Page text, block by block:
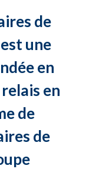
de
une
en
en
de
de